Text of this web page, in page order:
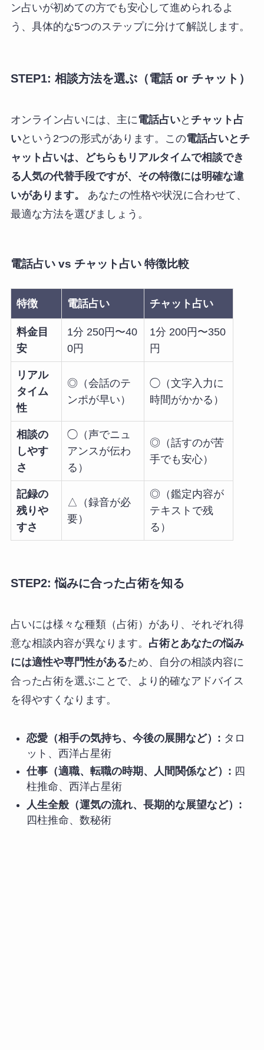
ン占いが初めての方でも安心して進められるよ
う、具体的な5つのステップに分けて解説します。
STEP1: 相談方法を選ぶ（電話 or チャット）
オンライン占いには、主に電話占いと チャット占
いという2つの形式があります。この電話占いとチ
ャット占いは、どちらもリアルタイムで相談でき
る人気の代替手段ですが、その特徴には明確な違
いがあります。
あなたの性格や状況に合わせて、
最適な方法を選びましょう。
電話占い vs チャット占い 特徴比較
特徴 電話占い チャット占い
料金目
安
1分 250円〜40
0円
1分 200円〜350
円
リアル
タイム
性
◎（会話のテ
ンポが早い）
◯（文字入力に
時間がかかる）
相談の
しやす
さ
◯（声でニュ
アンスが伝わ
る）
◎（話すのが苦
手でも安心）
記録の
残りや
すさ
△（録音が必
要）
◎（鑑定内容が
テキストで残
る）
STEP2: 悩みに合った占術を知る
占いには様々な種類（占術）があり、それぞれ得
意な相談内容が異なります。 占術とあなたの悩み
には適性や専門性があるため、自分の相談内容に
合った占術を選ぶことで、より的確なアドバイス
を得やすくなります。
恋愛（相手の気持ち、今後の展開など）: タロ
ット、西洋占星術
仕事（適職、転職の時期、人間関係など）: 四
柱推命、西洋占星術
人生全般（運気の流れ、長期的な展望など）:
四柱推命、数秘術